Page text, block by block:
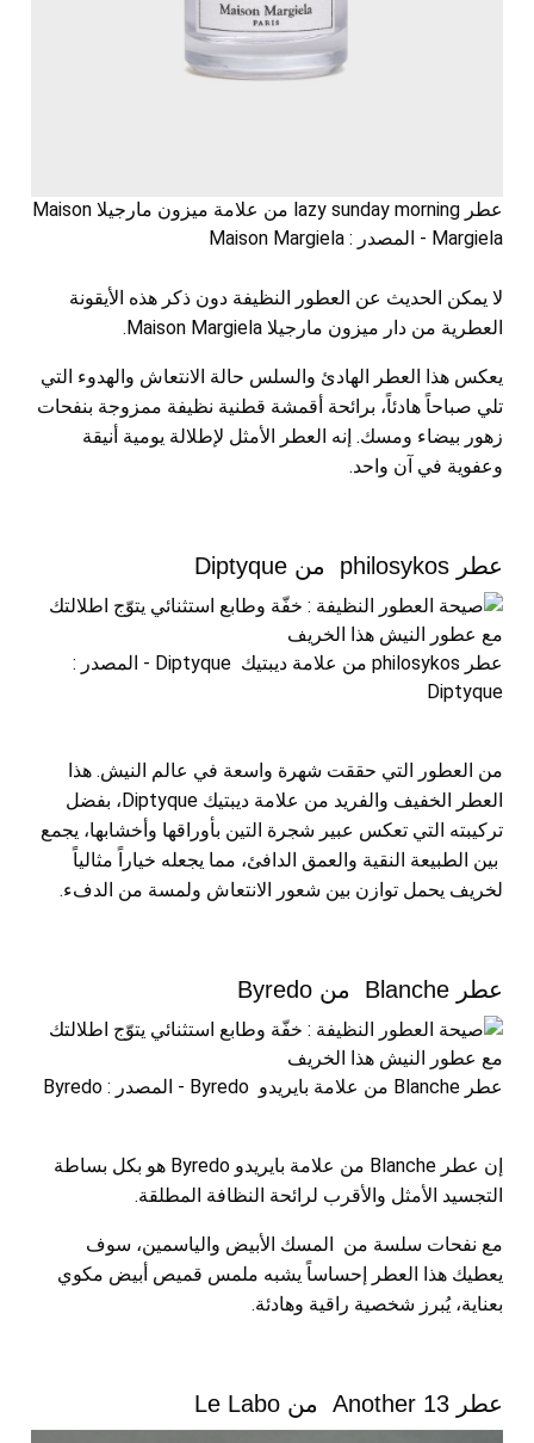
عطر lazy sunday morning من علامة ميزون مارجيلا Maison
Margiela - المصدر : Maison Margiela
لا يمكن الحديث عن العطور النظيفة دون ذكر هذه الأيقونة
العطرية من دار ميزون مارجيلا Maison Margiela.
يعكس هذا العطر الهادئ والسلس حالة الانتعاش والهدوء التي
تلي صباحاً هادئاً، برائحة أقمشة قطنية نظيفة ممزوجة بنفحات
زهور بيضاء ومسك. إنه العطر الأمثل لإطلالة يومية أنيقة
وعفوية في آن واحد.
عطر philosykos من Diptyque
عطر philosykos من علامة ديبتيك Diptyque - المصدر :
Diptyque
من العطور التي حققت شهرة واسعة في عالم النيش. هذا
العطر الخفيف والفريد من علامة ديبتيك Diptyque، بفضل
تركيبته التي تعكس عبير شجرة التين بأوراقها وأخشابها، يجمع
بين الطبيعة النقية والعمق الدافئ، مما يجعله خياراً مثالياً
لخريف يحمل توازن بين شعور الانتعاش ولمسة من الدفء.
عطر Blanche من Byredo
عطر Blanche من علامة بايريدو Byredo - المصدر : Byredo
إن عطر Blanche من علامة بايريدو Byredo هو بكل بساطة
التجسيد الأمثل والأقرب لرائحة النظافة المطلقة.
مع نفحات سلسة من المسك الأبيض والياسمين، سوف
يعطيك هذا العطر إحساساً يشبه ملمس قميص أبيض مكوي
بعناية، يُبرز شخصية راقية وهادئة.
عطر Another 13 من Le Labo